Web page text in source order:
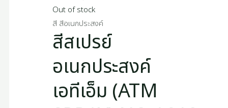
Out of stock
สี สีอเนกประสงค์
สีสเปรย์
อเนกประสงค์
เอทีเอ็ม (ATM